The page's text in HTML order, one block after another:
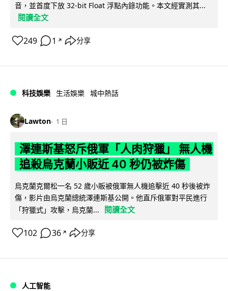
音，並首度下放 32-bit Float 浮點內錄功能。本文經實測其...
閱讀全文
249 1 ↗ 分享
科技娛樂 生活娛樂 城中熱話
Lawton 1 日
澤連斯基怒斥俄軍「人肉狩獵」 無人機
追殺烏克蘭小販近 40 秒仍被炸傷
烏克蘭克爾松一名 52 歲小販被俄軍無人機追擊近 40 秒後被炸
傷，影片由烏克蘭總統澤連斯基公開。他直斥俄軍對平民進行
「狩獵式」攻擊，烏克蘭...
閱讀全文
102 36 ↗ 分享
人工智能